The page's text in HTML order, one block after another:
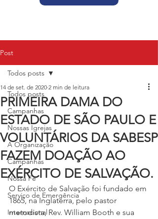
Post
Todos posts
Campanhas
Nossas Igrejas
A Organização
Campanhas
Nossa Fé
Serviço de Emergência
Internacional
Todos posts
PRIMEIRA DAMA DO
ESTADO DE SÃO PAULO E
VOLUNTÁRIOS DA SABESP
FAZEM DOAÇÃO AO
EXÉRCITO DE SALVAÇÃO.
14 de set. de 2020 2 min de leitura
O Exército de Salvação foi fundado em
1865, na Inglaterra, pelo pastor
metodista, Rev. William Booth e sua